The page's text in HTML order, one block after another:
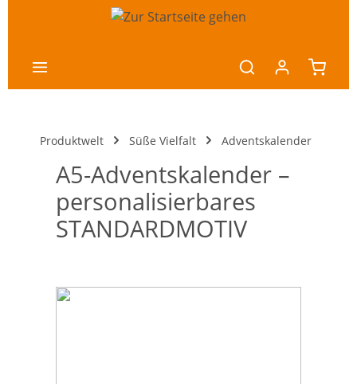
Produktwelt Süße Vielfalt Adventskalender
A5-Adventskalender –
personalisierbares
STANDARDMOTIV
Bildergalerie überspringen